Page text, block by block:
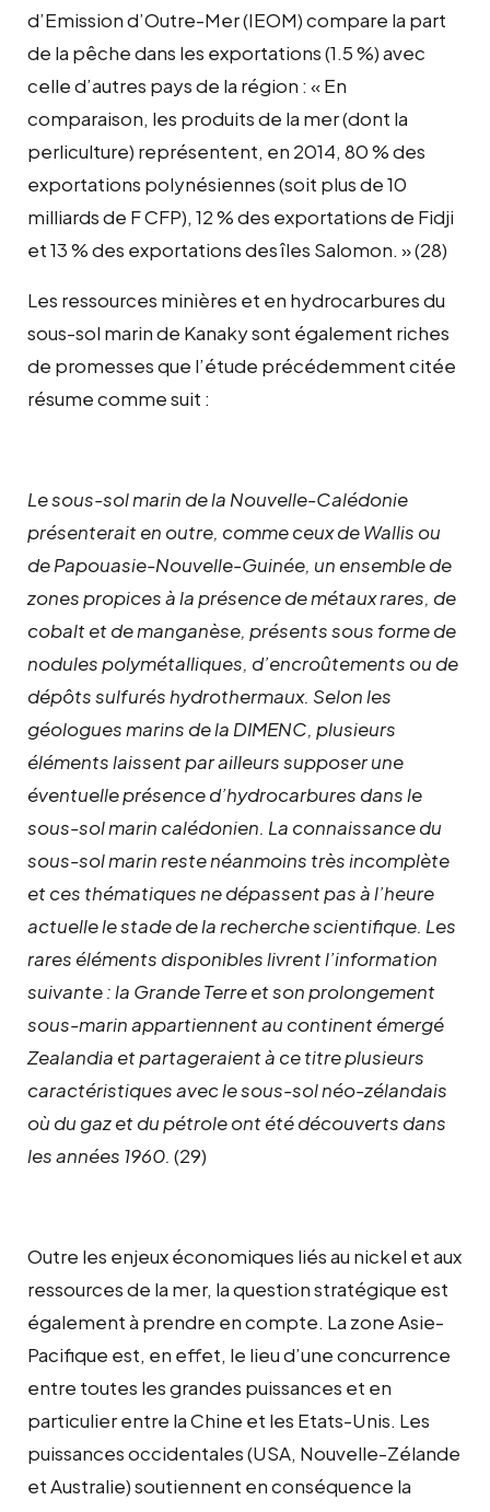
d’Emission d’Outre-Mer (IEOM) compare la part
de la pêche dans les exportations (1.5 %) avec
celle d’autres pays de la région : « En
comparaison, les produits de la mer (dont la
perliculture) représentent, en 2014, 80 % des
exportations polynésiennes (soit plus de 10
milliards de F CFP), 12 % des exportations de Fidji
et 13 % des exportations des îles Salomon. » (28)
Les ressources minières et en hydrocarbures du
sous-sol marin de Kanaky sont également riches
de promesses que l’étude précédemment citée
résume comme suit :
Le sous-sol marin de la Nouvelle-Calédonie
présenterait en outre, comme ceux de Wallis ou
de Papouasie-Nouvelle-Guinée, un ensemble de
zones propices à la présence de métaux rares, de
cobalt et de manganèse, présents sous forme de
nodules polymétalliques, d’encroûtements ou de
dépôts sulfurés hydrothermaux. Selon les
géologues marins de la DIMENC, plusieurs
éléments laissent par ailleurs supposer une
éventuelle présence d’hydrocarbures dans le
sous-sol marin calédonien. La connaissance du
sous-sol marin reste néanmoins très incomplète
et ces thématiques ne dépassent pas à l’heure
actuelle le stade de la recherche scientifique. Les
rares éléments disponibles livrent l’information
suivante : la Grande Terre et son prolongement
sous-marin appartiennent au continent émergé
Zealandia et partageraient à ce titre plusieurs
caractéristiques avec le sous-sol néo-zélandais
où du gaz et du pétrole ont été découverts dans
les années 1960. (29)
Outre les enjeux économiques liés au nickel et aux
ressources de la mer, la question stratégique est
également à prendre en compte. La zone Asie-
Pacifique est, en effet, le lieu d’une concurrence
entre toutes les grandes puissances et en
particulier entre la Chine et les Etats-Unis. Les
puissances occidentales (USA, Nouvelle-Zélande
et Australie) soutiennent en conséquence la